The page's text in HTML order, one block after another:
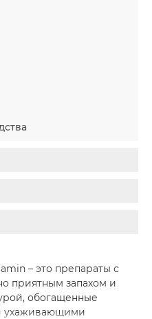
– это препараты с
приятным запахом и
обогащенные
ухаживающими